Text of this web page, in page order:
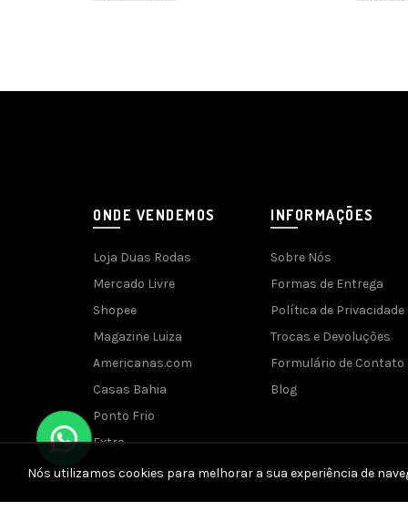
ONDE VENDEMOS
Loja Duas Rodas
Mercado Livre
Shopee
Magazine Luiza
Americanas.com
Casas Bahia
Ponto Frio
Extra
INFORMAÇÕES
Sobre Nós
Formas de Entrega
Política de Privacidade
Trocas e Devoluções
Formulário de Contato
Blog
Nós utilizamos cookies para melhorar a sua experiência de